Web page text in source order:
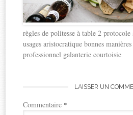
règles de politesse à table 2
usages aristocratique bonnes
professionnel galanterie courtoisie
LAISSER UN
Commentaire *